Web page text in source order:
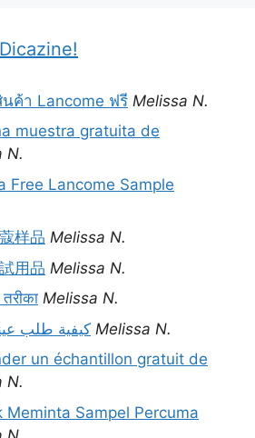
ค้า Lancome ฟรี Melissa N.
muestra gratuita de
N.
Free Lancome Sample
样品 Melissa N.
用品 Melissa N.
Melissa N.
كيفية طلب Melissa N.
un échantillon gratuit de
N.
Meminta Sampel Percuma